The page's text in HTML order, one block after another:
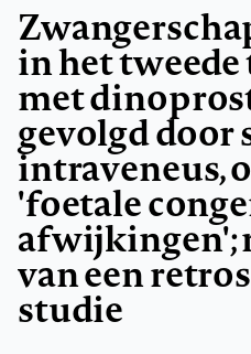
in het
met
gevolgd
intraveneus,
'foetale
afwijkingen';
van een
studie